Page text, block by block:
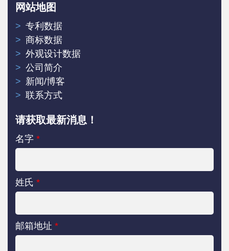
网站地图
专利数据
商标数据
外观设计数据
公司简介
新闻/博客
联系方式
请获取最新消息！
名字 *
姓氏 *
邮箱地址 *